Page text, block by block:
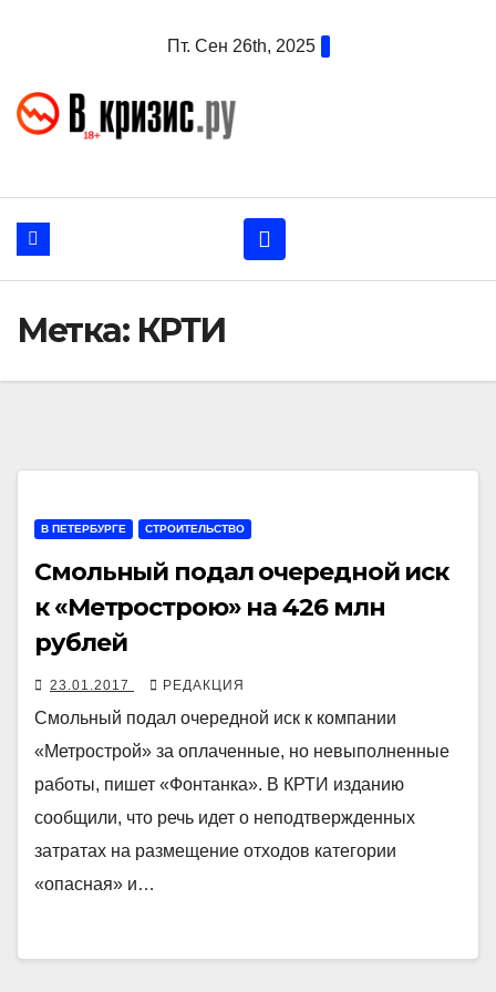
Пт. Сен 26th, 2025
Метка: КРТИ
В ПЕТЕРБУРГЕ СТРОИТЕЛЬСТВО
Смольный подал очередной иск
к «Метрострою» на 426 млн
рублей
23.01.2017 РЕДАКЦИЯ
Смольный подал очередной иск к компании
«Метрострой» за оплаченные, но невыполненные
работы, пишет «Фонтанка». В КРТИ изданию
сообщили, что речь идет о неподтвержденных
затратах на размещение отходов категории
«опасная» и…